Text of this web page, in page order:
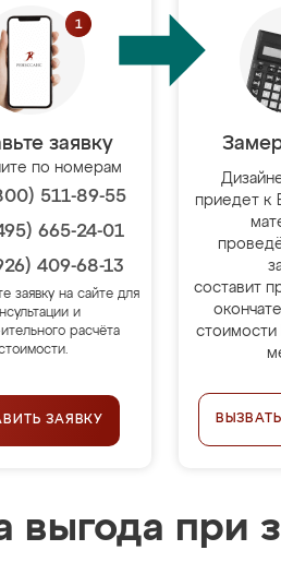
заявку
по номерам
511-89-55
665-24-01
409-68-13
заявку на сайте для
и
расчёта
ЗАЯВКУ
приедет к
составит
выгода при